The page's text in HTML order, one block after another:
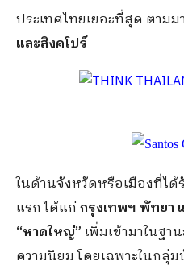
ประเทศไทยเยอะที่สุด ตาม
และสิงคโปร์
ในด้านจังหวัดหรือเมืองที่ไ
แรก ได้แก่กรุงเทพฯ พัทยา
“หาดใหญ่” เพิ่มเข้ามาในฐ
ความนิยม โดยเฉพาะในกลุ่